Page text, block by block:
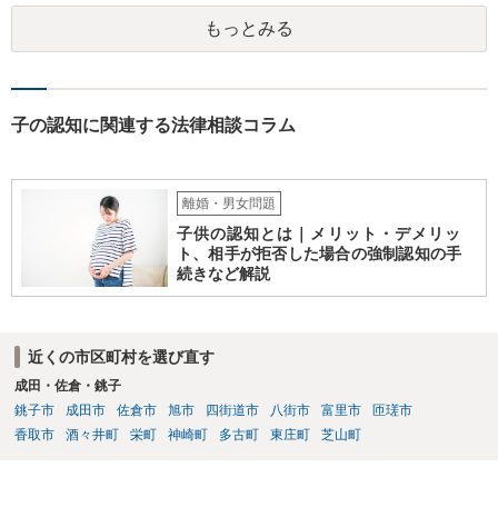
ますので、 養育費を請求できます。 ただ、極端な話相手に収入がなか
ったり、行方不明だったりすると、実際上の回収が難しい可能性はあ
ります。
もっとみる
子の認知に関連する法律相談コラム
離婚・男女問題
子供の認知とは｜メリット・デメリッ
ト、相手が拒否した場合の強制認知の手
続きなど解説
近くの市区町村を選び直す
成田・佐倉・銚子
銚子市
成田市 佐倉市 旭市 四街道市 八街市 富里市
匝瑳市
香取市
酒々井町 栄町 神崎町 多古町 東庄町 芝山町